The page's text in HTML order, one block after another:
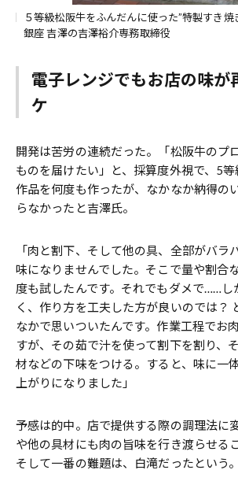
５等級松阪牛をふんだんに使った”特製すき焼
銀座 吉澤の吉澤裕介専務取締役
電子レンジでもお店の味が
ケ
開発は苦労の連続だった。「松阪牛のプ
ものを届けたい」と、採算度外視で、5
作品を何度も作ったが、なかなか納得の
らなかったと吉澤氏。
「肉と割下、そして他の具、全部がバラ
味になりませんでした。そこで量や割合
度も試したんです。それでもダメで……し
く、作り方を工夫した方が良いのでは？
なかで思いついたんです。作業工程でお
すが、その茹で汁を使って割下を割り、
材などの下味をつける。すると、味に一
上がりになりました」
予感は的中。店で提供する際の調理法に
や他の具材にも肉の旨味を行き渡らせる
そして一番の難題は、白滝だったという。